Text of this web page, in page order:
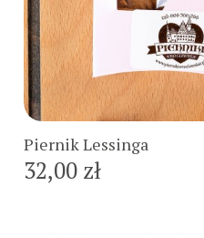
Piernik Lessinga
32,00 zł